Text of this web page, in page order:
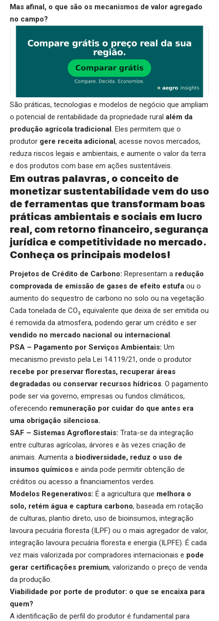
Mas afinal, o que são os mecanismos de valor agregado
no campo?
São práticas, tecnologias e modelos de negócio que ampliam
o potencial de rentabilidade da propriedade rural além da
produção agrícola tradicional . Eles permitem que o
produtor gere receita adicional, acesse novos mercados,
reduza riscos legais e ambientais, e aumente o valor da terra
e dos produtos com base em ações sustentáveis.
Em outras palavras, o conceito de
monetizar sustentabilidade vem do uso
de ferramentas que transformam boas
práticas ambientais e sociais em lucro
real, com retorno financeiro, segurança
jurídica e competitividade no mercado.
Conheça os principais modelos!
Projetos de Crédito de Carbono: Representam a redução
comprovada de emissão de gases de efeito estufa ou o
aumento do sequestro de carbono no solo ou na vegetação.
Cada tonelada de CO₂ equivalente que deixa de ser emitida ou
é removida da atmosfera, podendo gerar um crédito e ser
vendido no mercado nacional ou internacional.
PSA – Pagamento por Serviços Ambientais: Um
mecanismo previsto pela Lei 14.119/21, onde o produtor
recebe por preservar florestas, recuperar áreas
degradadas ou conservar recursos hídricos. O pagamento
pode ser via governo, empresas ou fundos climáticos,
oferecendo remuneração por cuidar do que antes era
uma obrigação silenciosa.
SAF – Sistemas Agroflorestais: Trata-se da integração
entre culturas agrícolas, árvores e às vezes criação de
animais. Aumenta a biodiversidade, reduz o uso de
insumos químicos e ainda pode permitir obtenção de
créditos ou acesso a financiamentos verdes.
Modelos Regenerativos: É a agricultura que melhora o
solo, retém água e captura carbono, baseada em rotação
de culturas, plantio direto, uso de bioinsumos, integração
lavoura pecuária floresta (ILPF) ou o mais agregador de valor,
integração lavoura pecuária floresta e energia (ILPFE). É cada
vez mais valorizada por compradores internacionais e pode
gerar certificações premium, valorizando o preço de venda
da produção.
Viabilidade por porte de produtor: o que se encaixa para
quem?
A identificação de perfil do produtor é fundamental para